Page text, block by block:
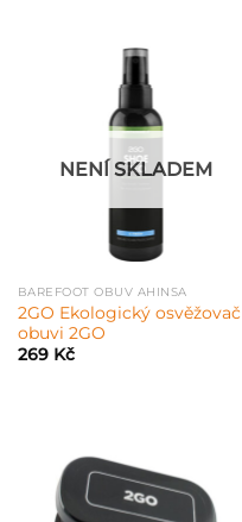
NENÍ SKLADEM
BAREFOOT OBUV AHINSA
2GO Ekologický osvěžovač
obuvi 2GO
269 Kč